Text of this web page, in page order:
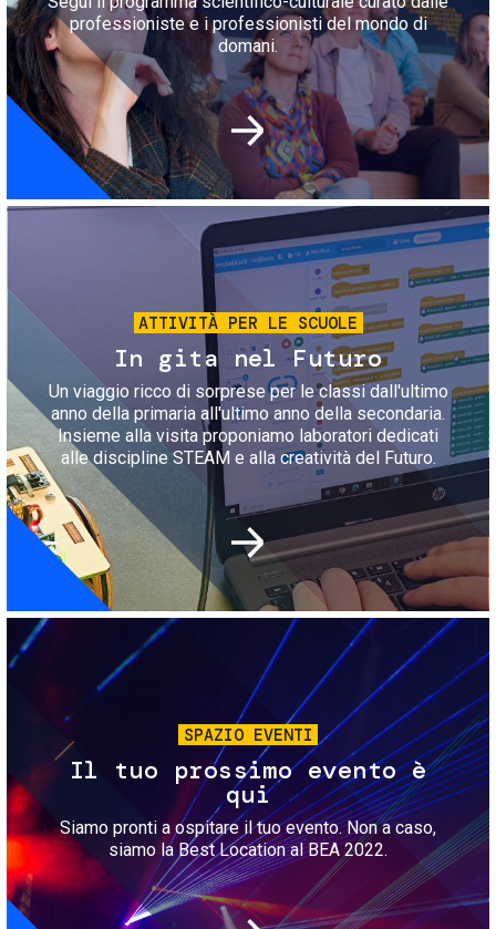
professioniste e i professionisti del mondo di
domani.
Immagine
ATTIVITÀ PER LE SCUOLE
In gita nel Futuro
Un viaggio ricco di sorprese per le classi dall'ultimo
anno della primaria all'ultimo anno della secondaria.
Insieme alla visita proponiamo laboratori dedicati
alle discipline STEAM e alla creatività del Futuro.
Immagine
SPAZIO EVENTI
Il tuo prossimo evento è
qui
Siamo pronti a ospitare il tuo evento. Non a caso,
siamo la Best Location al BEA 2022.